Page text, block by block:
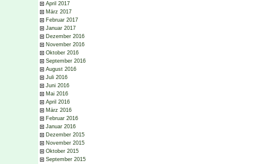
April 2017
März 2017
Februar 2017
Januar 2017
Dezember 2016
November 2016
Oktober 2016
September 2016
August 2016
Juli 2016
Juni 2016
Mai 2016
April 2016
März 2016
Februar 2016
Januar 2016
Dezember 2015
November 2015
Oktober 2015
September 2015